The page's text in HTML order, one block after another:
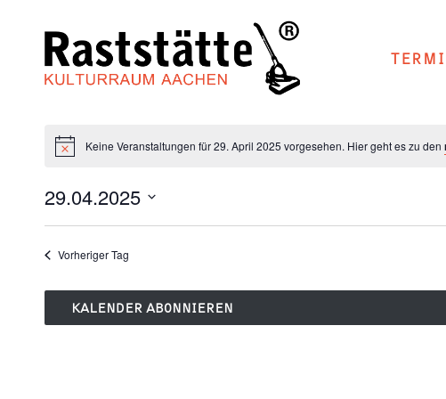
springen
Keine Veranstaltungen für 29. April 2025 vorgesehen. Hier geht es zu den
29.04.2025
Datum
wählen.
Vorheriger Tag
KALENDER ABONNIEREN